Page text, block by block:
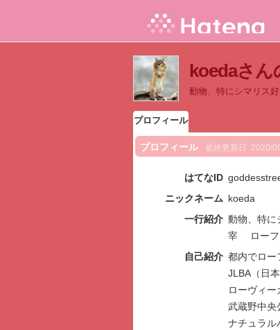
koedaさ
動物、特にシマリス
プロフィール
プロフィール 最終更新日: 2020/
はてなID
ニックネーム koeda
一行紹介 動物、特
宰 ローフ
自己紹介 都内でロー
JLBA（日
ローヴィ
武蔵野中
ナチュラル